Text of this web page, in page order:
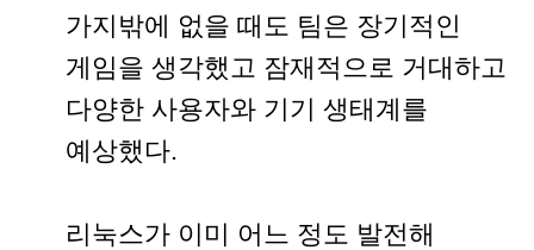
가지밖에 없을 때도 팀은 장기적인
게임을 생각했고 잠재적으로 거대하고
다양한 사용자와 기기 생태계를
예상했다.
리눅스가 이미 어느 정도 발전해